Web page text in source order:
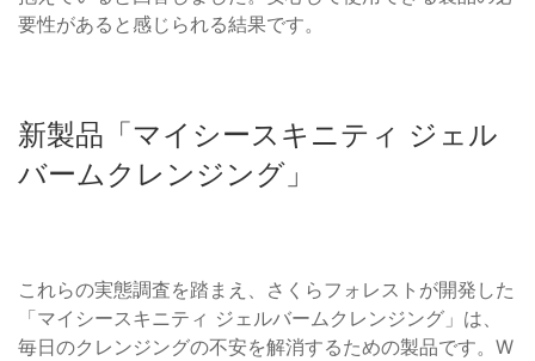
要性があると感じられる結果です。
新製品「マイシースキニティ ジェル
バームクレンジング」
これらの実態調査を踏まえ、さくらフォレストが開発した
「マイシースキニティ ジェルバームクレンジング」は、
毎日のクレンジングの不安を解消するための製品です。W